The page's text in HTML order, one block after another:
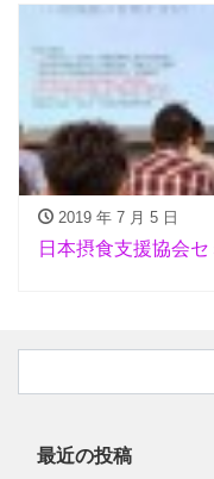
2019 年 7 月 5 日
日本摂食支援協会セ
最近の投稿